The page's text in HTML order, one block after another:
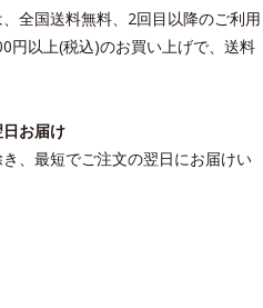
全国送料無料、2回目以降のご利用
円以上(税込)のお買い上げで、送料
お届け
、最短でご注文の翌日にお届けい